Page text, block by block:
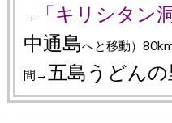
→ 「キリシタン
中通島へと移動）
間→ 五島うどんの